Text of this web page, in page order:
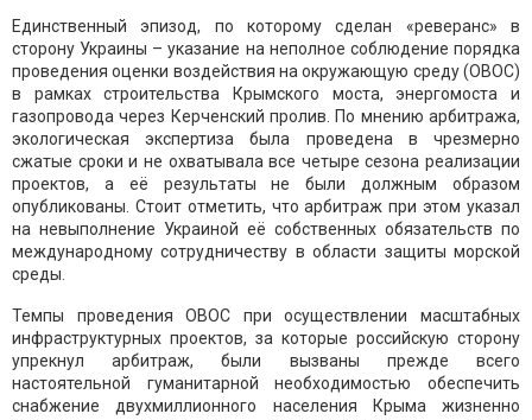
Единственный эпизод, по которому сделан «реверанс» в
сторону Украины – указание на неполное соблюдение порядка
проведения оценки воздействия на окружающую среду (ОВОС)
в рамках строительства Крымского моста, энергомоста и
газопровода через Керченский пролив. По мнению арбитража,
экологическая экспертиза была проведена в чрезмерно
сжатые сроки и не охватывала все четыре сезона реализации
проектов, а её результаты не были должным образом
опубликованы. Стоит отметить, что арбитраж при этом указал
на невыполнение Украиной её собственных обязательств по
международному сотрудничеству в области защиты морской
среды.
Темпы проведения ОВОС при осуществлении масштабных
инфраструктурных проектов, за которые российскую сторону
упрекнул арбитраж, были вызваны прежде всего
настоятельной гуманитарной необходимостью обеспечить
снабжение двухмиллионного населения Крыма жизненно